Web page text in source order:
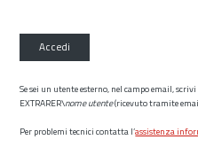
Accedi
Se sei un utente esterno, nel campo email, scrivi
EXTRARER\nome utente(ricevuto tramite
Per problemi tecnici contatta l’assistenza